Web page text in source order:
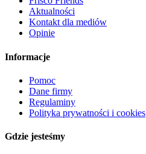
Aktualności
Kontakt dla mediów
Opinie
Informacje
Pomoc
Dane firmy
Regulaminy
Polityka prywatności i cookies
Gdzie jesteśmy